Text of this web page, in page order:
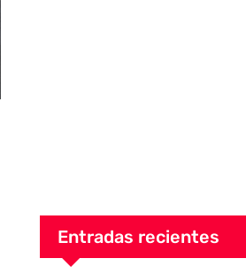
Entradas recientes